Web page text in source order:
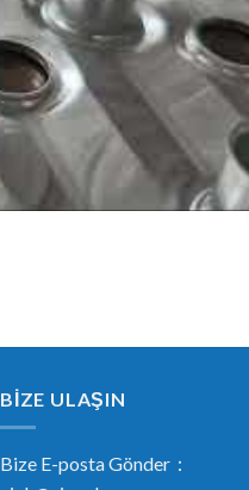
BİZE ULAŞIN
Bize E-posta Gönder：